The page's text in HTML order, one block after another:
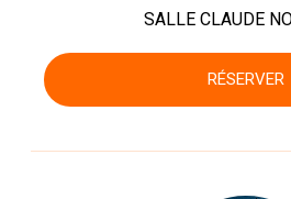
SALLE CLAUDE
RÉSERVER